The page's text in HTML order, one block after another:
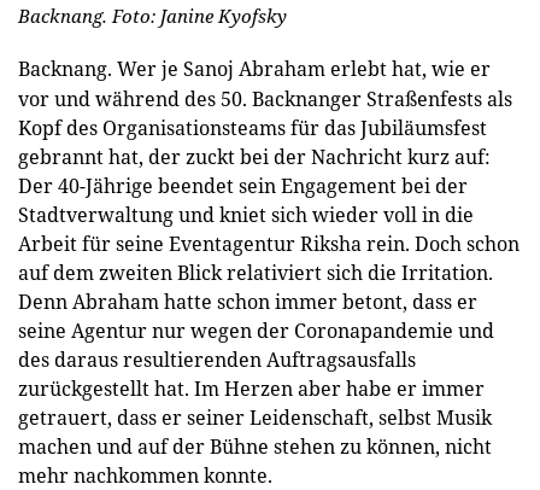
Backnang. Foto: Janine Kyofsky
Backnang. Wer je Sanoj Abraham erlebt hat, wie er
vor und während des 50. Backnanger Straßenfests als
Kopf des Organisationsteams für das Jubiläumsfest
gebrannt hat, der zuckt bei der Nachricht kurz auf:
Der 40-Jährige beendet sein Engagement bei der
Stadtverwaltung und kniet sich wieder voll in die
Arbeit für seine Eventagentur Riksha rein. Doch schon
auf dem zweiten Blick relativiert sich die Irritation.
Denn Abraham hatte schon immer betont, dass er
seine Agentur nur wegen der Coronapandemie und
des daraus resultierenden Auftragsausfalls
zurückgestellt hat. Im Herzen aber habe er immer
getrauert, dass er seiner Leidenschaft, selbst Musik
machen und auf der Bühne stehen zu können, nicht
mehr nachkommen konnte.